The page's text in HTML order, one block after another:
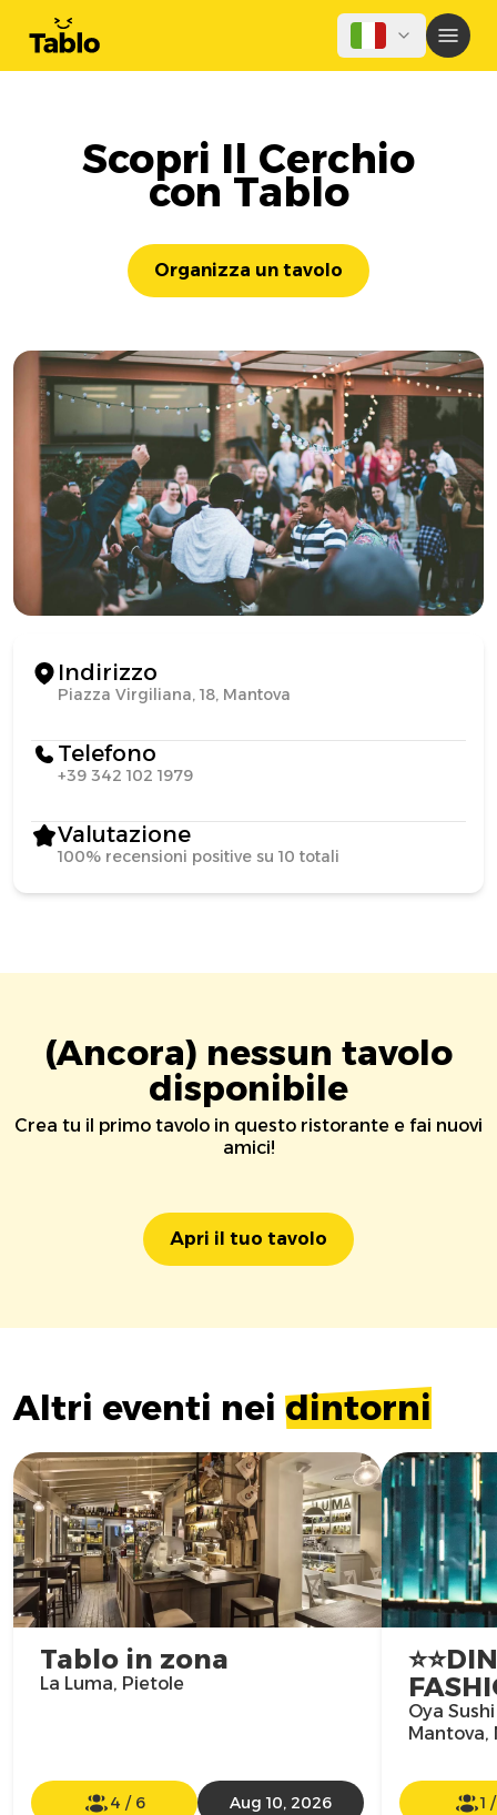
Scopri Il Cerchio
con Tablo
Organizza un tavolo
Indirizzo
Piazza Virgiliana, 18, Mantova
Telefono
+39 342 102 1979
Valutazione
100% recensioni positive su 10 totali
(Ancora) nessun tavolo
disponibile
Crea tu il primo tavolo in questo ristorante e fai nuovi
amici!
Apri il tuo tavolo
Altri eventi nei dintorni
Tablo in zona
La Luma, Pietole
4 / 6 Aug 10, 2026
Oya
Mantova,
1